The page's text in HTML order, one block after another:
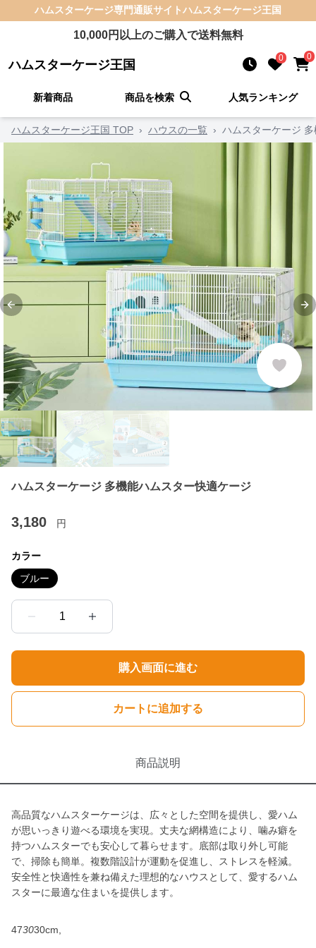
ハムスターケージ専門通販サイトハムスターケージ王国
10,000円以上のご購入で送料無料
ハムスターケージ王国 0 0
新着商品 商品を検索 人気ランキング
ハムスターケージ王国 TOP › ハウスの一覧 › ハムスターケージ
Previous slide
ハムスターケージ 多機能ハムスター快適ケージ
3,180 円
カラー
ブルー
1
購入画面に進む
カートに追加する
商品説明
高品質なハムスターケージは、広々とした空間を提供し、愛ハム
が思いっきり遊べる環境を実現。丈夫な網構造により、噛み癖を
持つハムスターでも安心して暮らせます。底部は取り外し可能
で、掃除も簡単。複数階設計が運動を促進し、ストレスを軽減。
安全性と快適性を兼ね備えた理想的なハウスとして、愛するハム
スターに最適な住まいを提供します。
473030cm,